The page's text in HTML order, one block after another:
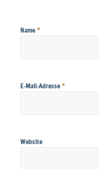
Name *
E-Mail-Adresse *
Website